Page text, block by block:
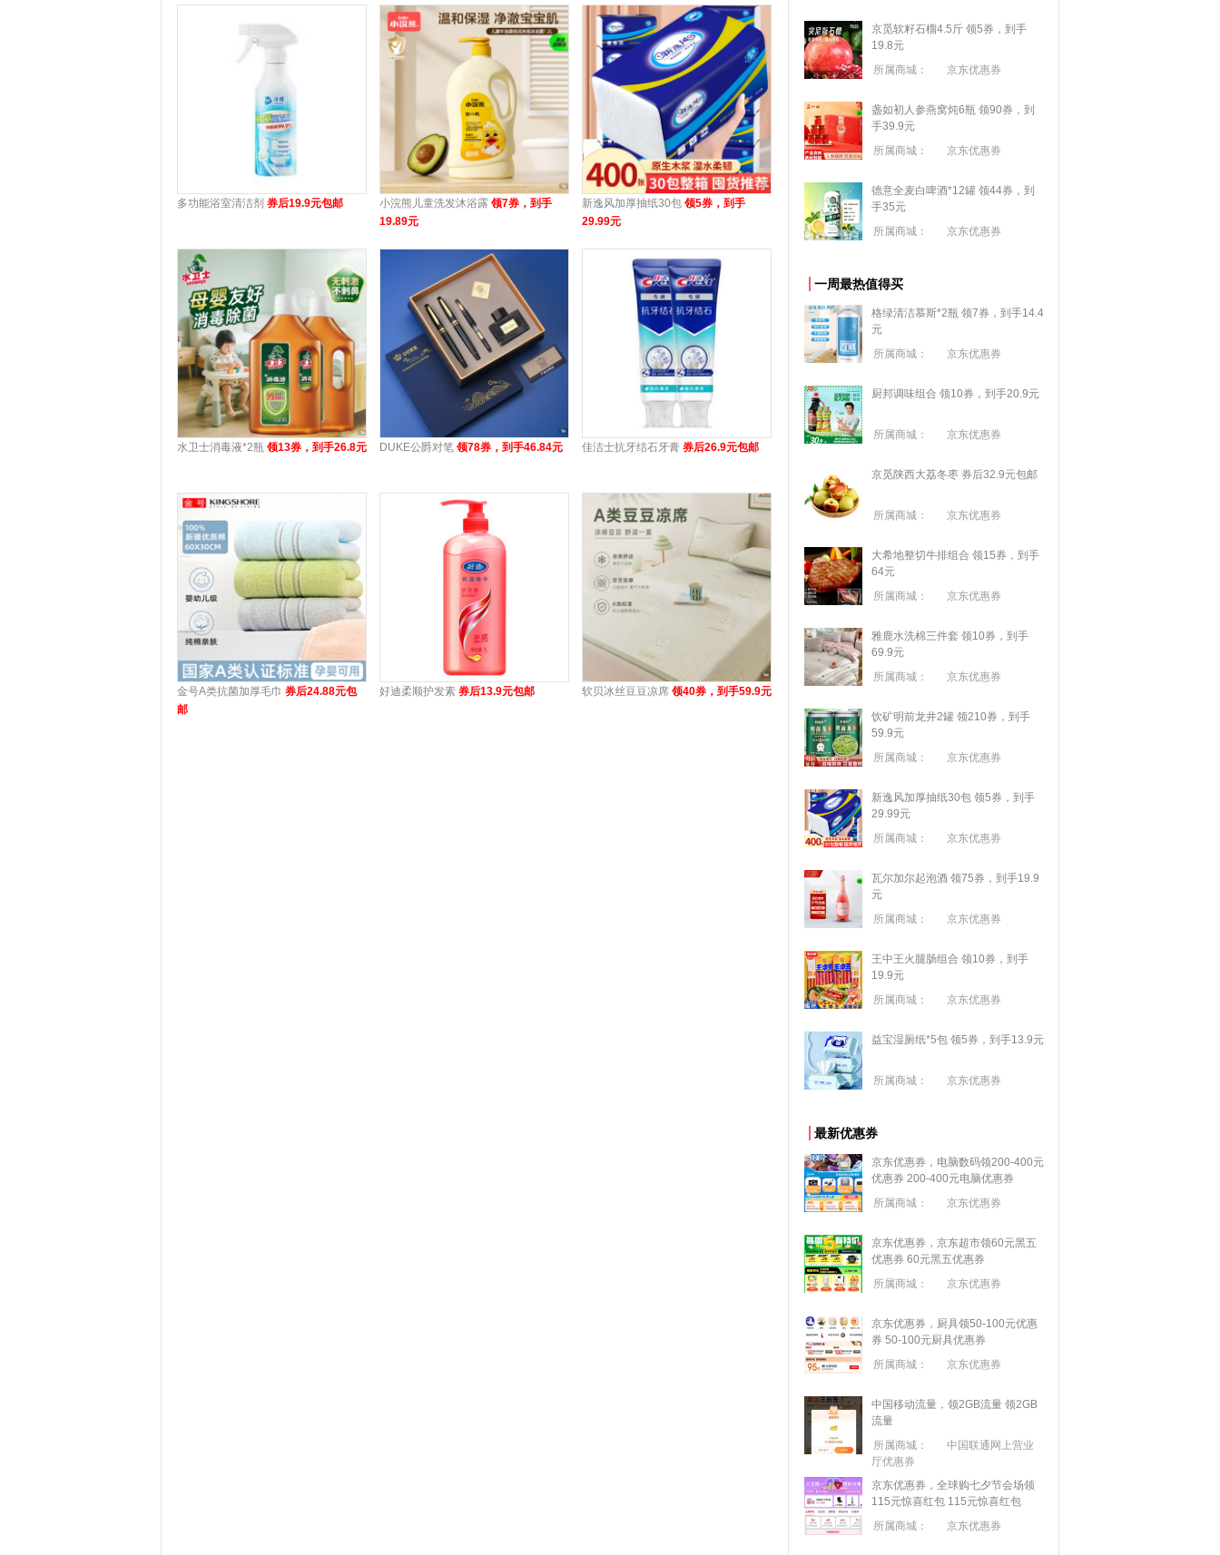
多功能浴室清洁剂 券后19.9元包邮 小浣熊儿童洗发沐浴露 领7券，到手
19.89元
新逸风加厚抽纸30包 领5券，到手
29.99元
水卫士消毒液*2瓶 领13券，到手26.8元 DUKE公爵对笔 领78券，到手46.84元 佳洁士抗牙结石牙膏 券后26.9元包邮
金号A类抗菌加厚毛巾 券后24.88元包
邮
好迪柔顺护发素 券后13.9元包邮 软贝冰丝豆豆凉席 领40券，到手59.9元
京觅软籽石榴4.5斤 领5券，到手
19.8元
所属商城：
京东优惠券
盏如初人参燕窝炖6瓶 领90券，到
手39.9元
所属商城：
京东优惠券
德意全麦白啤酒*12罐 领44券，到
手35元
所属商城：
京东优惠券
一周最热值得买
格绿清洁慕斯*2瓶 领7券，到手14.4
元
所属商城：
京东优惠券
厨邦调味组合 领10券，到手20.9元
所属商城： 京东优惠券
京觅陕西大荔冬枣 券后32.9元包邮
所属商城： 京东优惠券
大希地整切牛排组合 领15券，到手
64元
所属商城：
京东优惠券
雅鹿水洗棉三件套 领10券，到手
69.9元
所属商城：
京东优惠券
饮矿明前龙井2罐 领210券，到手
59.9元
所属商城：
京东优惠券
新逸风加厚抽纸30包 领5券，到手
29.99元
所属商城：
京东优惠券
瓦尔加尔起泡酒 领75券，到手19.9
元
所属商城：
京东优惠券
王中王火腿肠组合 领10券，到手
19.9元
所属商城：
京东优惠券
益宝湿厕纸*5包 领5券，到手13.9元
所属商城： 京东优惠券
最新优惠券
京东优惠券，电脑数码领200-400元
优惠券 200-400元电脑优惠券
所属商城：
京东优惠券
京东优惠券，京东超市领60元黑五
优惠券 60元黑五优惠券
所属商城：
京东优惠券
京东优惠券，厨具领50-100元优惠
券 50-100元厨具优惠券
所属商城：
京东优惠券
中国移动流量，领2GB流量 领2GB
流量
所属商城：
中国联通网上营业
厅优惠券
京东优惠券，全球购七夕节会场领
115元惊喜红包 115元惊喜红包
所属商城：
京东优惠券